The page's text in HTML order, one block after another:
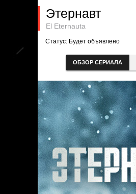
Этернавт
El Eternauta
Статус: Будет объявлено
ОБЗОР СЕРИАЛА